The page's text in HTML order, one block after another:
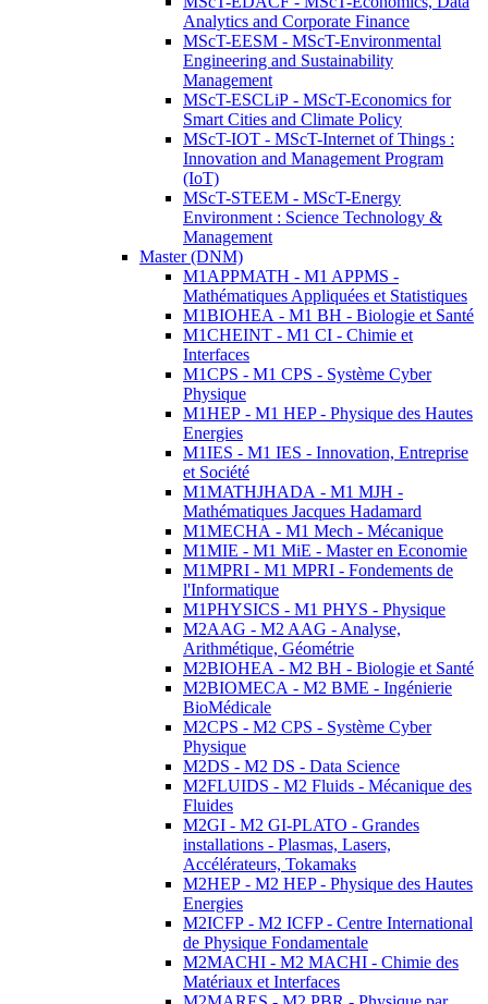
Analytics and Corporate Finance
MScT-EESM - MScT-Environmental
Engineering and Sustainability
Management
MScT-ESCLiP - MScT-Economics for
Smart Cities and Climate Policy
MScT-IOT - MScT-Internet of Things :
Innovation and Management Program
(IoT)
MScT-STEEM - MScT-Energy
Environment : Science Technology &
Management
Master (DNM)
M1APPMATH - M1 APPMS -
Mathématiques Appliquées et Statistiques
M1BIOHEA - M1 BH - Biologie et Santé
M1CHEINT - M1 CI - Chimie et
Interfaces
M1CPS - M1 CPS - Système Cyber
Physique
M1HEP - M1 HEP - Physique des Hautes
Energies
M1IES - M1 IES - Innovation, Entreprise
et Société
M1MATHJHADA - M1 MJH -
Mathématiques Jacques Hadamard
M1MECHA - M1 Mech - Mécanique
M1MIE - M1 MiE - Master en Economie
M1MPRI - M1 MPRI - Fondements de
l'Informatique
M1PHYSICS - M1 PHYS - Physique
M2AAG - M2 AAG - Analyse,
Arithmétique, Géométrie
M2BIOHEA - M2 BH - Biologie et Santé
M2BIOMECA - M2 BME - Ingénierie
BioMédicale
M2CPS - M2 CPS - Système Cyber
Physique
M2DS - M2 DS - Data Science
M2FLUIDS - M2 Fluids - Mécanique des
Fluides
M2GI - M2 GI-PLATO - Grandes
installations - Plasmas, Lasers,
Accélérateurs, Tokamaks
M2HEP - M2 HEP - Physique des Hautes
Energies
M2ICFP - M2 ICFP - Centre International
de Physique Fondamentale
M2MACHI - M2 MACHI - Chimie des
Matériaux et Interfaces